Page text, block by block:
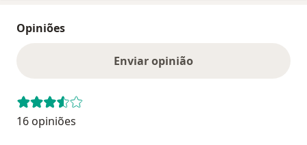
Opiniões
Enviar opinião
16 opiniões